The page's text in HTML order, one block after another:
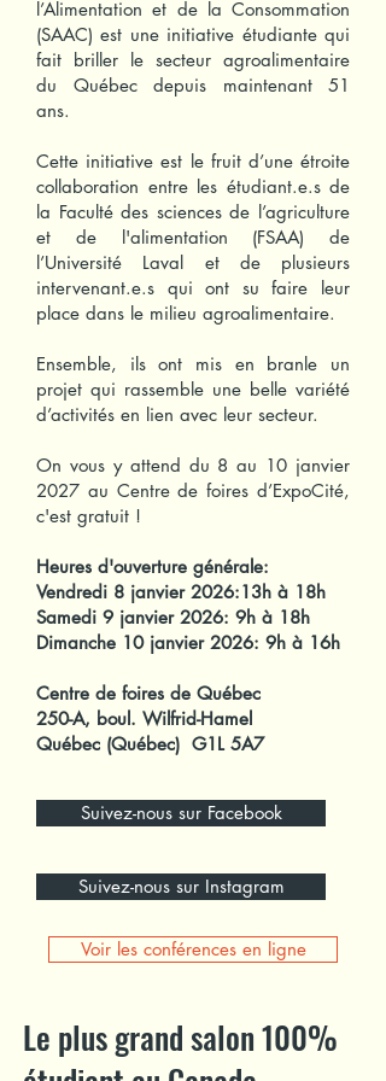
l’Alimentation et de la Consommation
(SAAC) est une initiative étudiante qui
fait briller le secteur agroalimentaire
du Québec depuis maintenant 51
ans.
Cette initiative est le fruit d’une étroite
collaboration entre les étudiant.e.s de
la Faculté des sciences de l’agriculture
et de l'alimentation (FSAA) de
l’Université Laval et de plusieurs
intervenant.e.s qui ont su faire leur
place dans le milieu agroalimentaire.
Ensemble, ils ont mis en branle un
projet qui rassemble une belle variété
d’activités en lien avec leur secteur.
On vous y attend du 8 au 10 janvier
2027 au Centre de foires d’ExpoCité,
c'est gratuit !
Heures d'ouverture générale:
Vendredi 8 janvier 2026:13h à 18h
Samedi 9 janvier 2026: 9h à 18h
Dimanche 10 janvier 2026: 9h à 16h
Centre de foires de Québec
250-A, boul. Wilfrid-Hamel
Québec (Québec) G1L 5A7
Suivez-nous sur Facebook
Suivez-nous sur Instagram
Voir les conférences en ligne
Le plus grand salon 100%